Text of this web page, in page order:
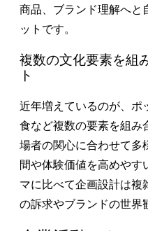
商品、ブランド理解へと
ットです。
複数の文化要素を組
ト
近年増えているのが、ポ
食など複数の要素を組み
場者の関心に合わせて多
間や体験価値を高めやす
マに比べて企画設計は複
の訴求やブランドの世界